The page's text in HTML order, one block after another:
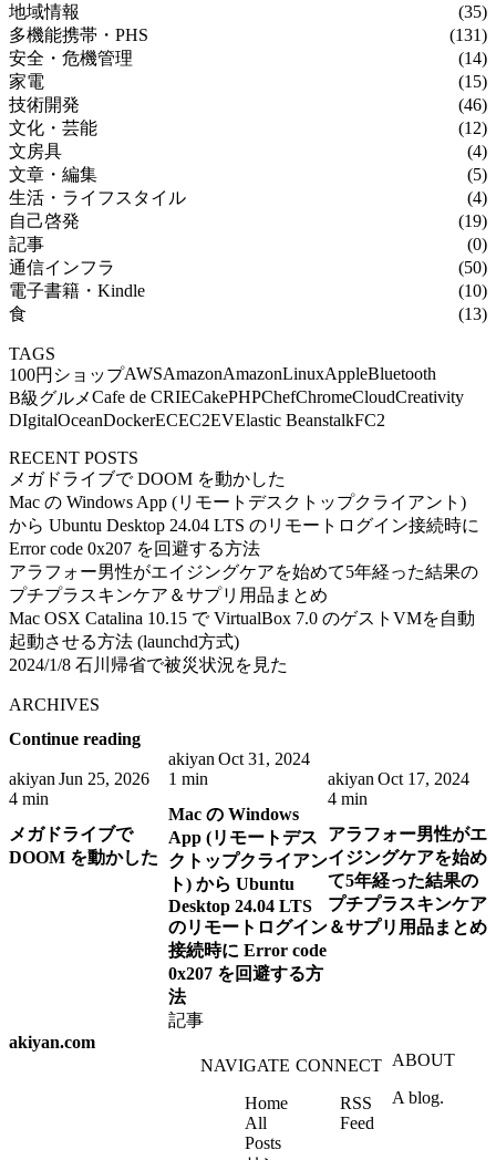
地域情報
(35)
多機能携帯・PHS
(131)
安全・危機管理
(14)
家電
(15)
技術開発
(46)
文化・芸能
(12)
文房具
(4)
文章・編集
(5)
生活・ライフスタイル
(4)
自己啓発
(19)
記事
(0)
通信インフラ
(50)
電子書籍・Kindle
(10)
食
(13)
TAGS
100円ショップAWSAmazonAmazonLinuxAppleBluetooth
B級グルメCafe de CRIECakePHPChefChromeCloudCreativity
DIgitalOceanDockerECEC2EVElastic BeanstalkFC2
RECENT POSTS
メガドライブで DOOM を動かした
Mac の Windows App (リモートデスクトップクライアント)
から Ubuntu Desktop 24.04 LTS のリモートログイン接続時に
Error code 0x207 を回避する方法
アラフォー男性がエイジングケアを始めて5年経った結果の
プチプラスキンケア＆サプリ用品まとめ
Mac OSX Catalina 10.15 で VirtualBox 7.0 のゲストVMを自動
起動させる方法 (launchd方式)
2024/1/8 石川帰省で被災状況を見た
ARCHIVES
Continue reading
akiyan Jun 25, 2026
4 min
メガドライブで
DOOM を動かした
akiyan Oct 31, 2024
1 min
Mac の Windows
App (リモートデス
クトップクライアン
ト) から Ubuntu
Desktop 24.04 LTS
のリモートログイン
接続時に Error code
0x207 を回避する方
法
記事
akiyan Oct 17, 2024
4 min
アラフォー男性がエ
イジングケアを始め
て5年経った結果の
プチプラスキンケア
＆サプリ用品まとめ
akiyan.com
NAVIGATE
Home
All
Posts
CONNECT
RSS
Feed
ABOUT
A blog.